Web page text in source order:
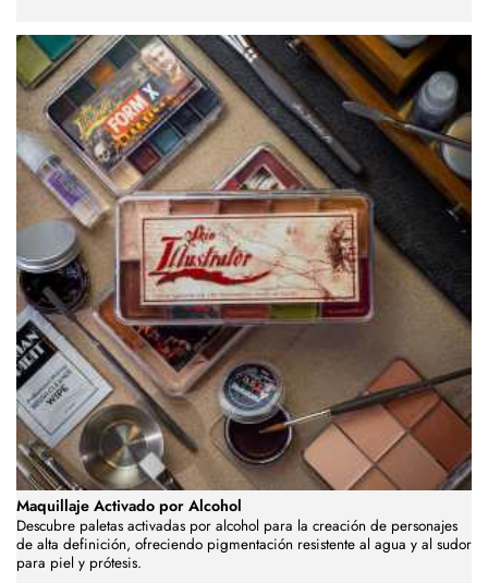
Maquillaje Activado por Alcohol
Descubre paletas activadas por alcohol para la creación de personajes
de alta definición, ofreciendo pigmentación resistente al agua y al sudor
para piel y prótesis.